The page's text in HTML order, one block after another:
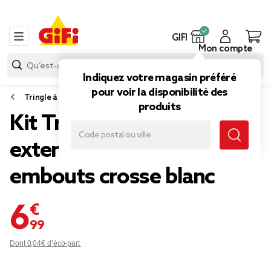
GIFI
Indiquez votre magasin préféré
pour voir la disponibilité des
produits
Mon compte
Tringle à rideau
Kit Tringle à rideau
extensible 95-180 cm
embouts crosse blanc
6,99 €
Dont 0,04€ d’éco-part